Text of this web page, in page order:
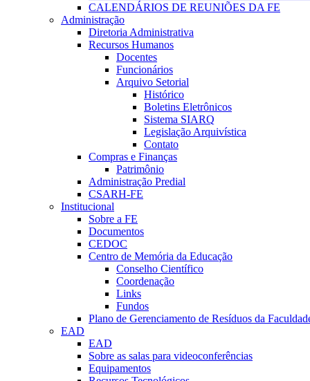
CALENDÁRIOS DE REUNIÕES DA FE
Administração
Diretoria Administrativa
Recursos Humanos
Docentes
Funcionários
Arquivo Setorial
Histórico
Boletins Eletrônicos
Sistema SIARQ
Legislação Arquivística
Contato
Compras e Finanças
Patrimônio
Administração Predial
CSARH-FE
Institucional
Sobre a FE
Documentos
CEDOC
Centro de Memória da Educação
Conselho Científico
Coordenação
Links
Fundos
Plano de Gerenciamento de Resíduos da
EAD
EAD
Sobre as salas para videoconferências
Equipamentos